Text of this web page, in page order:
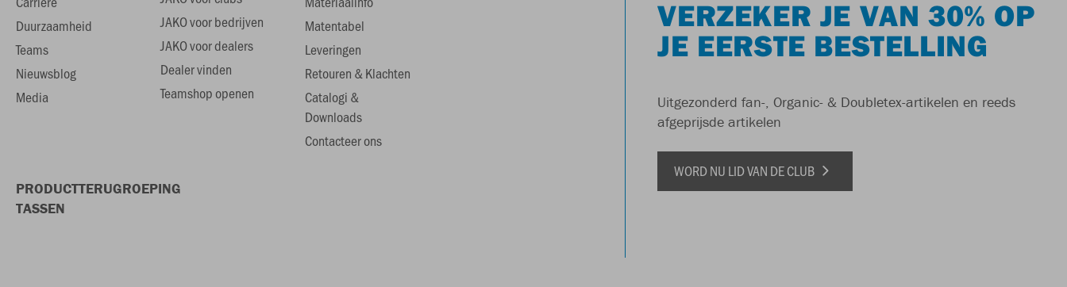
Duurzaamheid
Teams
Nieuwsblog
Media
JAKO voor bedrijven
JAKO voor dealers
Dealer vinden
Teamshop openen
Matentabel
Leveringen
Retouren & Klachten
Catalogi &
Downloads
Contacteer ons
PRODUCTTERUGROEPING
TASSEN
VERZEKER JE VAN 30% OP
JE EERSTE BESTELLING
Uitgezonderd fan-, Organic- & Doubletex-artikelen en reeds
afgeprijsde artikelen
WORD NU LID VAN DE CLUB